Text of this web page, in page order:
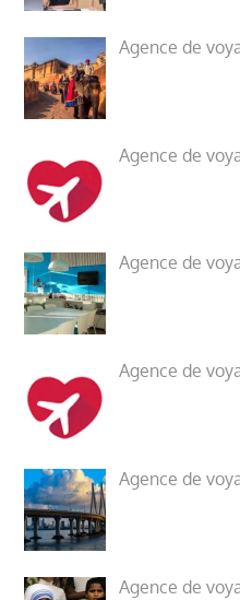
Agence de
Agence de
Agence de
Agence de
Agence de
Agence de